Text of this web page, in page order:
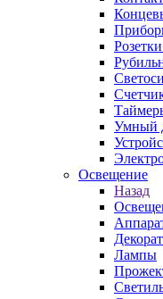
Умный
Освещение
Назад
Лампы